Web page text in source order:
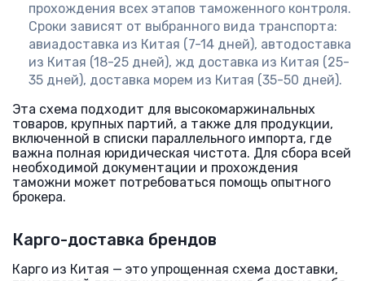
прохождения всех этапов таможенного контроля.
Сроки зависят от выбранного вида транспорта:
авиадоставка из Китая (7-14 дней), автодоставка
из Китая (18-25 дней), жд доставка из Китая (25-
35 дней), доставка морем из Китая (35-50 дней).
Эта схема подходит для высокомаржинальных
товаров, крупных партий, а также для продукции,
включенной в списки параллельного импорта, где
важна полная юридическая чистота. Для сбора всей
необходимой документации и прохождения
таможни может потребоваться помощь опытного
брокера.
Карго-доставка брендов
Карго из Китая — это упрощенная схема доставки,